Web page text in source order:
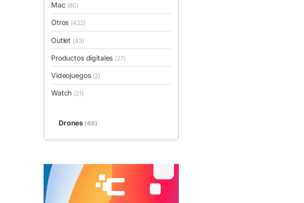
Mac (80)
Otros (422)
Outlet (43)
Productos digitales (27)
Videojuegos (2)
Watch (21)
Drones (68)